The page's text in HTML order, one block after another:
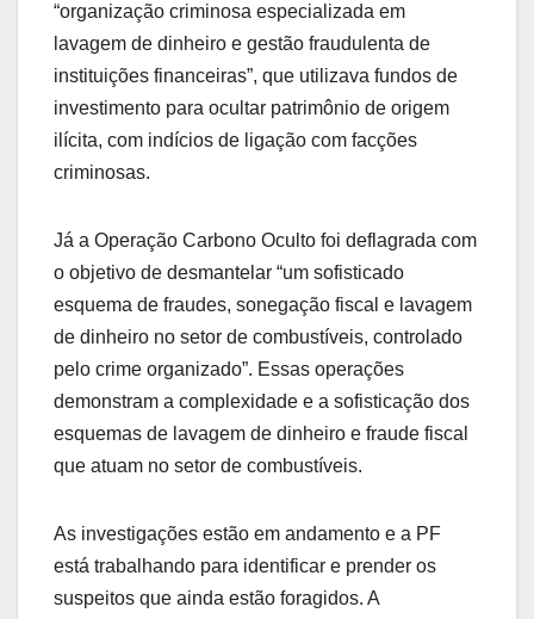
“organização criminosa especializada em
lavagem de dinheiro e gestão fraudulenta de
instituições financeiras”, que utilizava fundos de
investimento para ocultar patrimônio de origem
ilícita, com indícios de ligação com facções
criminosas.
Já a Operação Carbono Oculto foi deflagrada com
o objetivo de desmantelar “um sofisticado
esquema de fraudes, sonegação fiscal e lavagem
de dinheiro no setor de combustíveis, controlado
pelo crime organizado”. Essas operações
demonstram a complexidade e a sofisticação dos
esquemas de lavagem de dinheiro e fraude fiscal
que atuam no setor de combustíveis.
As investigações estão em andamento e a PF
está trabalhando para identificar e prender os
suspeitos que ainda estão foragidos. A